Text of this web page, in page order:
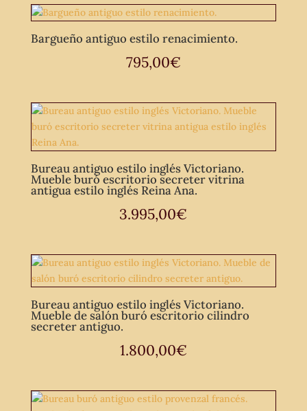
Bargueño antiguo estilo renacimiento.
795,00€
Bureau antiguo estilo inglés Victoriano.
Mueble buró escritorio secreter vitrina
antigua estilo inglés Reina Ana.
3.995,00€
Bureau antiguo estilo inglés Victoriano.
Mueble de salón buró escritorio cilindro
secreter antiguo.
1.800,00€